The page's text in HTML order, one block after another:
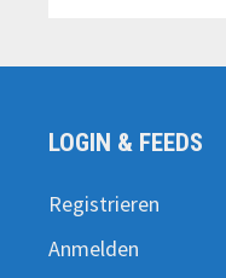
LOGIN & FEEDS
Registrieren
Anmelden